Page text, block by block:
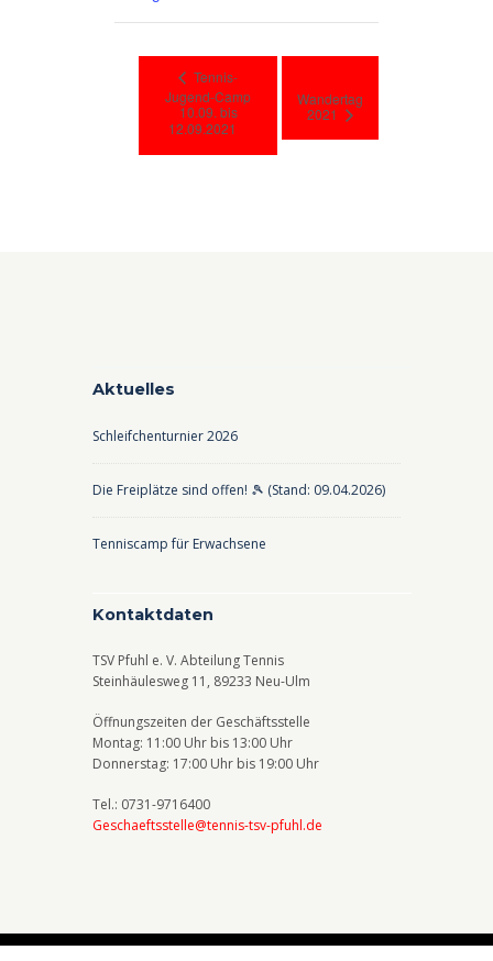
Tennis-
Jugend-Camp
10.09. bis
12.09.2021
Wandertag
2021
Aktuelles
Schleifchenturnier 2026
Die Freiplätze sind offen! 🎾 (Stand: 09.04.2026)
Tenniscamp für Erwachsene
Kontaktdaten
TSV Pfuhl e. V. Abteilung Tennis
Steinhäulesweg 11, 89233 Neu-Ulm
Öffnungszeiten der Geschäftsstelle
Montag: 11:00 Uhr bis 13:00 Uhr
Donnerstag: 17:00 Uhr bis 19:00 Uhr
Tel.: 0731-9716400
Geschaeftsstelle@tennis-tsv-pfuhl.de